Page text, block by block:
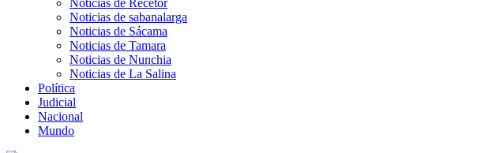
Noticias de Recetor
Noticias de sabanalarga
Noticias de Sácama
Noticias de Tamara
Noticias de Nunchia
Noticias de La Salina
Política
Judicial
Nacional
Mundo